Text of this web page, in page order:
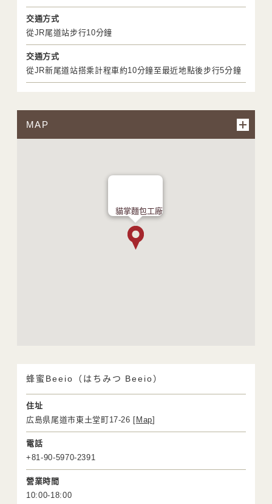
交通方式
從JR尾道站步行10分鐘
交通方式
從JR新尾道站搭乘計程車約10分鐘至最近地點後步行5分鐘
MAP
貓掌麵包工廠
蜂蜜Beeio（はちみつ Beeio）
住址
広島県尾道市東土堂町17-26 [ Map]
電話
+81-90-5970-2391
營業時間
10:00-18:00